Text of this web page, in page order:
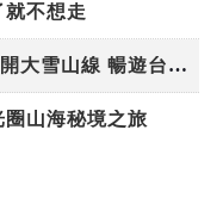
不想走
台灣好行／新路線！下半年增開大雪山線 暢遊台中更便利
山海秘境之旅